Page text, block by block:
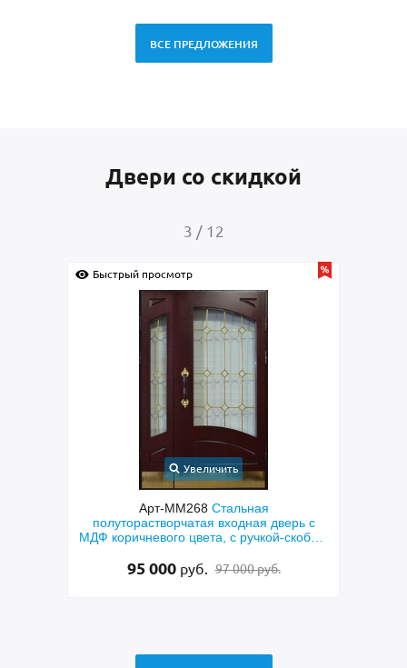
ВСЕ ПРЕДЛОЖЕНИЯ
Двери со скидкой
3 / 12
Быстрый просмотр
Увеличить
Арт-ММ268 Стальная
полуторастворчатая входная дверь с
МДФ коричневого цвета, с ручкой-скобой,
95 000 руб. 97 000 руб.